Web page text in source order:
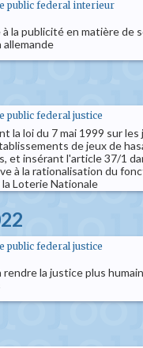
public federal interieur
la publicité en matière de
public federal justice
la loi du 7 mai 1999 sur les
de jeux de
et insérant l'article 37/1
à la rationalisation du
Loterie Nationale
public federal justice
rendre la justice plus